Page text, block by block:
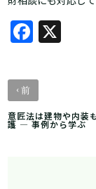
‹ 前
意匠法は建物や内装
護 ― 事例から学ぶ